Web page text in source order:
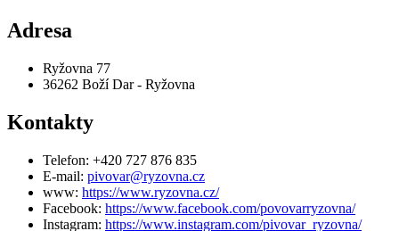
Adresa
Ryžovna 77
36262 Boží Dar - Ryžovna
Kontakty
Telefon: +420 727 876 835
E-mail: pivovar@ryzovna.cz
www: https://www.ryzovna.cz/
Facebook: https://www.facebook.com/povovarryzovna/
Instagram: https://www.instagram.com/pivovar_ryzovna/